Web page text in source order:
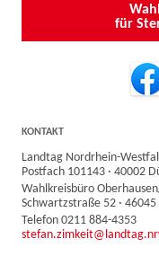
für
KONTAKT
Landtag Nordrhein-
Postfach 101143 · 40002
Wahlkreisbüro
Schwartzstraße 52 ·
Telefon 0211 884-4353